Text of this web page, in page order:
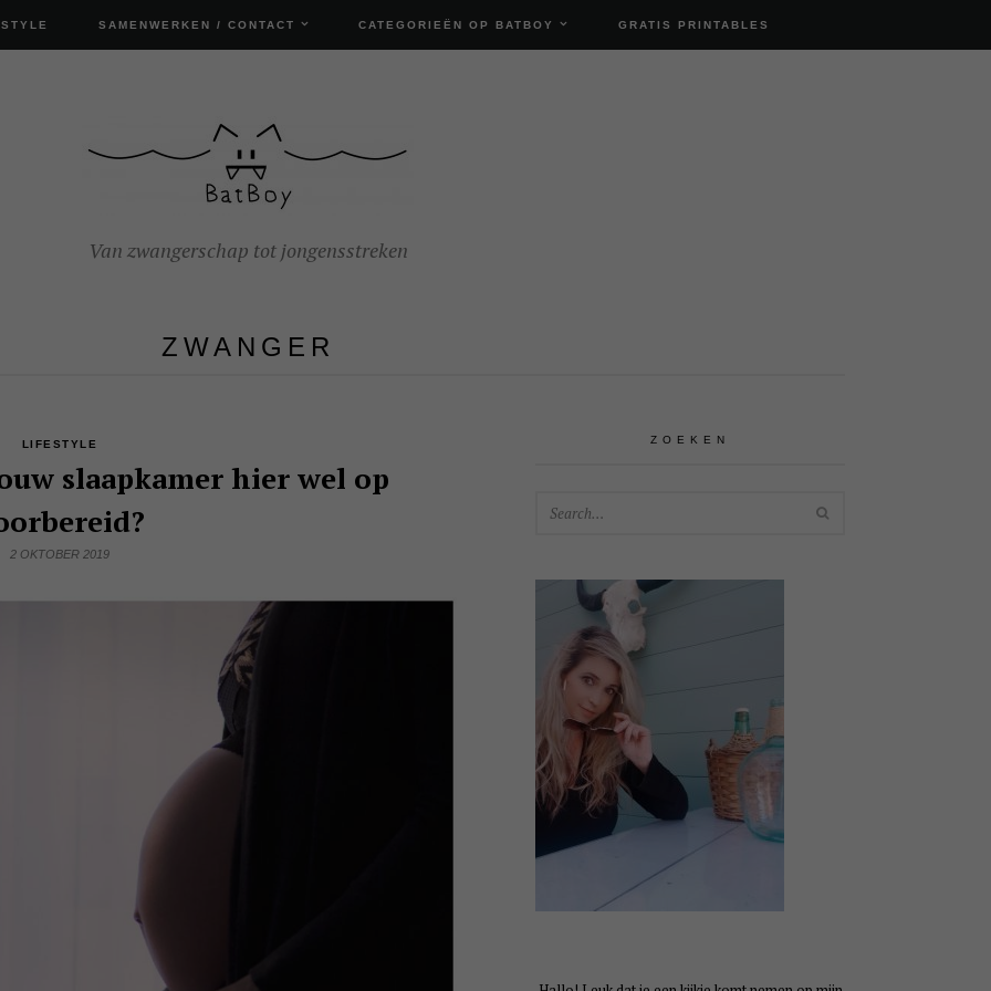
SAMENWERKEN / CONTACT CATEGORIEËN OP BATBOY GRATIS PRINTABLES
Van zwangerschap tot jongensstreken
ZWANGER
LIFESTYLE
slaapkamer hier wel op
2 OKTOBER 2019
ZOEKEN